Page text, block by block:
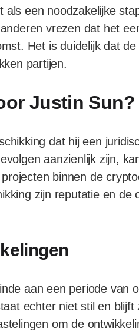
als een noodzakelijke
vrezen dat het
Het is duidelijk dat
partijen.
Justin Sun?
dat hij een
aanzienlijk zijn,
binnen de
zijn reputatie en de
aan een periode van
echter niet stil en blijft
om de